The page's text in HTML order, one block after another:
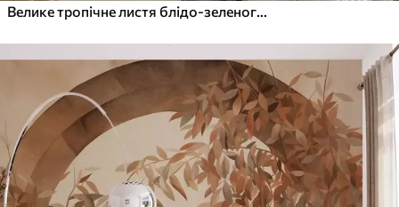
Велике тропічне листя блідо-зеленого кольору з ніжними пастельними відтінками та фактурним малюнком